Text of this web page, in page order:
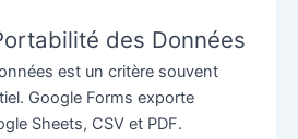
des Données
est un critère souvent
Google Forms exporte
Sheets, CSV et PDF.